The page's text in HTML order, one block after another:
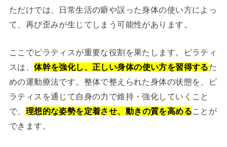
ただけでは、日常生活の癖や誤った身体の使い方によっ
て、再び歪みが生じてしまう可能性があります。
ここでピラティスが重要な役割を果たします。ピラティ
スは、体幹を強化し、正しい身体の使い方を習得するた
めの運動療法です。整体で整えられた身体の状態を、ピ
ラティスを通じて自身の力で維持・強化していくこと
で、 理想的な姿勢を定着させ、動きの質を高めることが
できます。